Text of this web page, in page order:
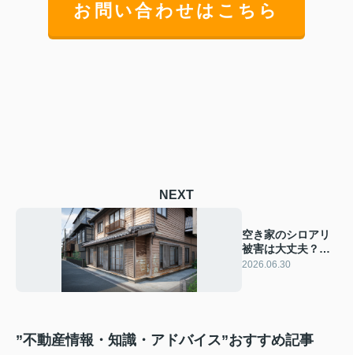
お問い合わせはこちら
NEXT
空き家のシロアリ
被害は大丈夫？目
視でできる被害確
2026.06.30
”不動産情報・知識・アドバイス”おすすめ記事